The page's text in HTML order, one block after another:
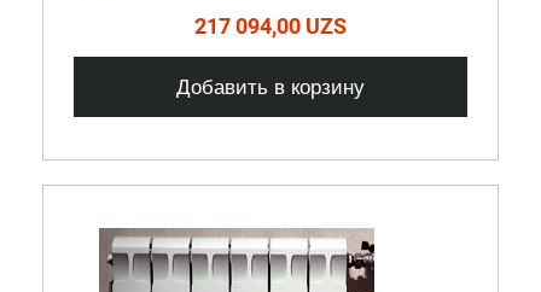
217 094,00 UZS
Добавить в корзину